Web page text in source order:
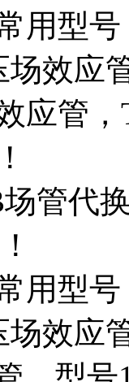
用型
场效应
应管
场管代
用型
场效应